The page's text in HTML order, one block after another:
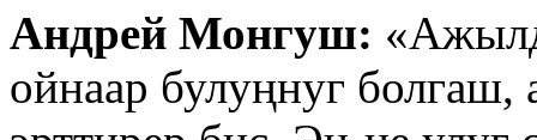
Андрей Монгуш:
ойнаар булуңнуг болгаш,